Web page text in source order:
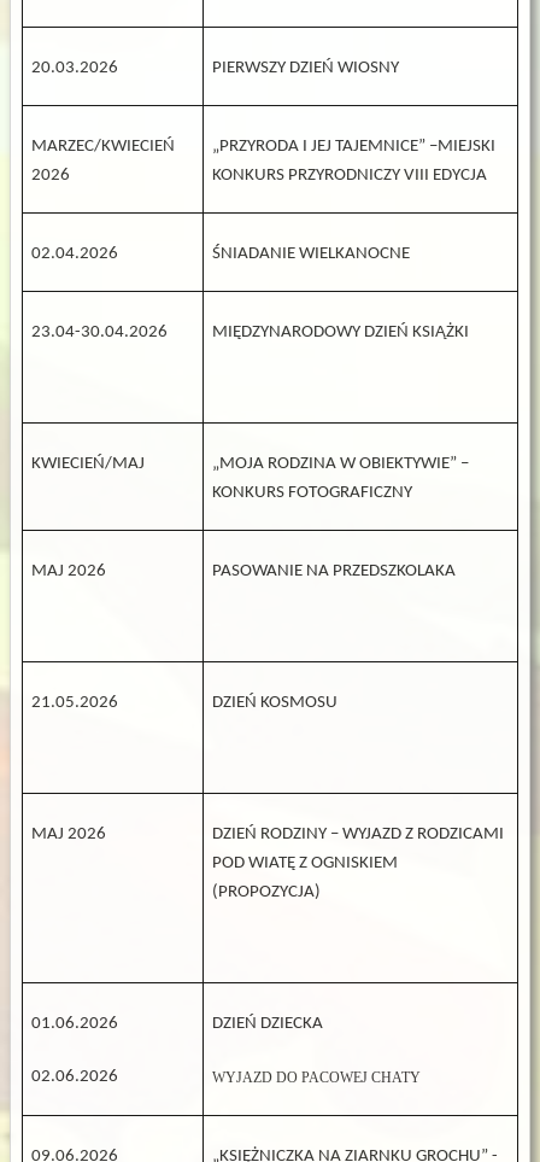
20.03.2026 PIERWSZY DZIEŃ WIOSNY
MARZEC/KWIECIEŃ
2026
„PRZYRODA I JEJ TAJEMNICE” –MIEJSKI
KONKURS PRZYRODNICZY VIII EDYCJA
02.04.2026 ŚNIADANIE WIELKANOCNE
23.04-30.04.2026 MIĘDZYNARODOWY DZIEŃ KSIĄŻKI
KWIECIEŃ/MAJ
„MOJA RODZINA W OBIEKTYWIE” –
KONKURS FOTOGRAFICZNY
MAJ 2026 PASOWANIE NA PRZEDSZKOLAKA
21.05.2026 DZIEŃ KOSMOSU
MAJ 2026
DZIEŃ RODZINY – WYJAZD Z RODZICAMI
POD WIATĘ Z OGNISKIEM
(PROPOZYCJA)
01.06.2026
02.06.2026
DZIEŃ DZIECKA
WYJAZD DO PACOWEJ CHATY
09.06.2026 „KSIĘŻNICZKA NA ZIARNKU GROCHU” -